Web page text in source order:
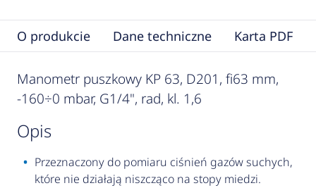
O produkcie Dane techniczne Karta PDF
Manometr puszkowy KP 63, D201, fi63 mm,
-160÷0 mbar, G1/4", rad, kl. 1,6
opis
Przeznaczony do pomiaru ciśnień gazów suchych,
które nie działają niszcząco na stopy miedzi.